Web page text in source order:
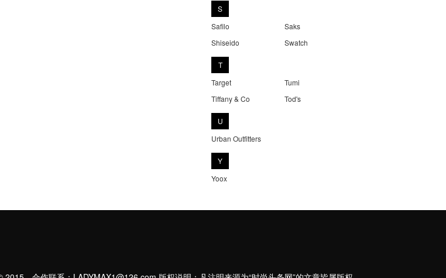
S
Safilo
Saks
Shiseido
Swatch
T
Target
Tumi
Tiffany & Co
Tod's
U
Urban Outfitters
Y
Yoox